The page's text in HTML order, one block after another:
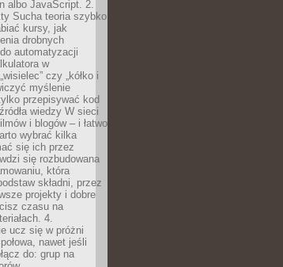
albo JavaScript. 2.
Sucha teoria szybko
kursy, jak
drobnych
automatyzacji
w
czy „kółko i
myślenie
przepisywać kod
wiedzy W sieci
i blogów – i łatwo
wybrać kilka
się ich przez
się rozbudowana
która
składni, przez
projekty i dobre
czasu na
4.
ucz się w próżni
nawet jeśli
do: grup na